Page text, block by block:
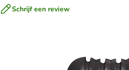
Schrijf een review